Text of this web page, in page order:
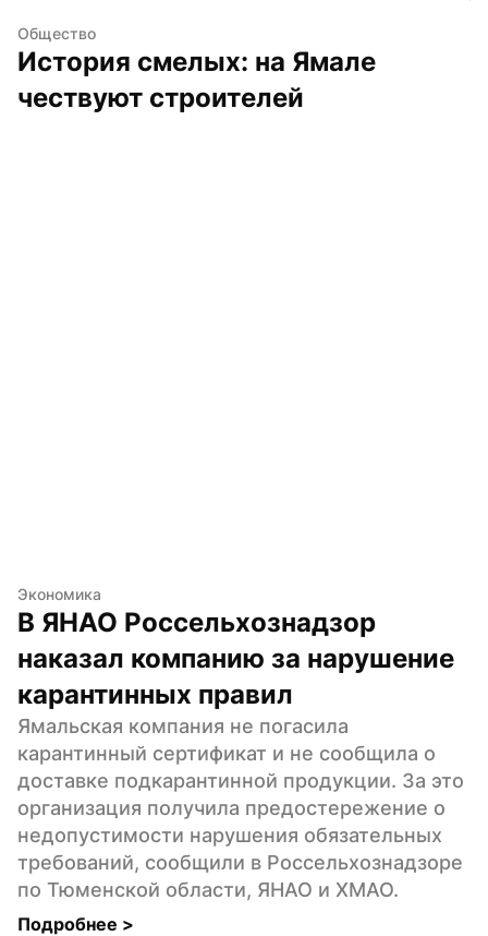
Общество
История смелых: на Ямале
чествуют строителей
Экономика
В ЯНАО Россельхознадзор
наказал компанию за нарушение
карантинных правил
Ямальская компания не погасила
карантинный сертификат и не сообщила о
доставке подкарантинной продукции. За это
организация получила предостережение о
недопустимости нарушения обязательных
требований, сообщили в Россельхознадзоре
по Тюменской области, ЯНАО и ХМАО.
Подробнее >